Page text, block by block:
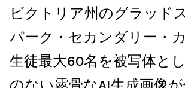
ビクトリア州のグラッド
パーク・セカンダリー・
生徒最大60名を被写体と